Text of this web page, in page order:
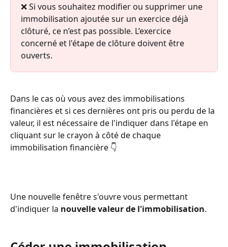
❌ Si vous souhaitez modifier ou supprimer une
immobilisation ajoutée sur un exercice déjà
clôturé, ce n’est pas possible. L’exercice
concerné et l'étape de clôture doivent être
ouverts.
Dans le cas où vous avez des immobilisations
financières et si ces dernières ont pris ou perdu de la
valeur, il est nécessaire de l'indiquer dans l'étape en
cliquant sur le crayon à côté de chaque
immobilisation financière 👇
Une nouvelle fenêtre s'ouvre vous permettant
d'indiquer la nouvelle valeur de l'immobilisation.